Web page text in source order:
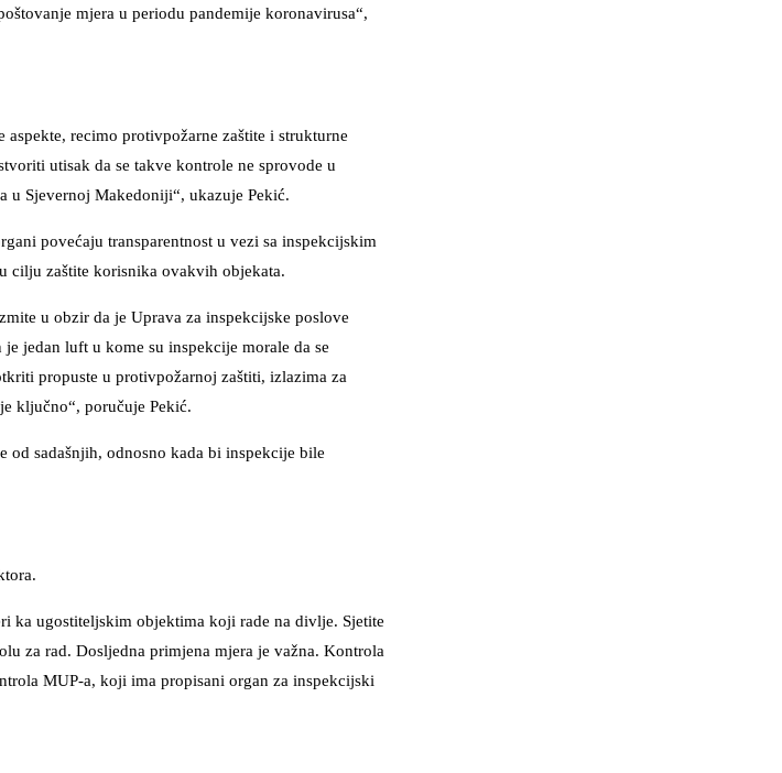
mjera u periodu pandemije koronavirusa“,
recimo protivpožarne zaštite i strukturne
utisak da se takve kontrole ne sprovode u
u Sjevernoj Makedoniji“, ukazuje Pekić.
povećaju transparentnost u vezi sa inspekcijskim
cilju zaštite korisnika ovakvih objekata.
u obzir da je Uprava za inspekcijske poslove
jedan luft u kome su inspekcije morale da se
propuste u protivpožarnoj zaštiti, izlazima za
ključno“, poručuje Pekić.
sadašnjih, odnosno kada bi inspekcije bile
ka ugostiteljskim objektima koji rade na divlje. Sjetite
za rad. Dosljedna primjena mjera je važna. Kontrola
MUP-a, koji ima propisani organ za inspekcijski